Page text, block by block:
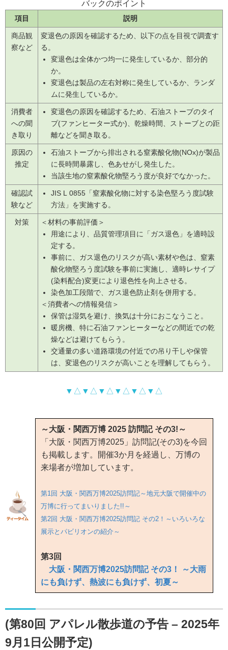
バックのポイント
項目 説明
商品観
察など
変退色の原因を確認するため、以下の点を目視で調査す
る。
変退色は全体かつ均一に発生しているか、部分的
か。
変退色は製品の左右対称に発生しているか、ランダ
ムに発生しているか。
消費者
への聞
き取り
変退色の原因を確認するため、石油ストーブのタイ
プ(ファンヒーター式か)、乾燥時間、ストーブとの距
離などを聞き取る。
原因の
推定
石油ストーブから排出される窒素酸化物(NOx)が製品
に長時間暴露し、色あせがし発生した。
当該生地の窒素酸化物堅ろう度が良好でなかった。
確認試
験など
JIS L 0855「窒素酸化物に対する染色堅ろう度試験
方法」を実施する。
対策
＜材料の事前評価＞
用途により、品質管理項目に「ガス退色」を適時設
定する。
事前に、ガス退色のリスクが高い素材や色は、窒素
酸化物堅ろう度試験を事前に実施し、適時レサイプ
(染料配合)変更により退色性を向上させる。
染色加工段階で、ガス退色防止剤を併用する。
＜消費者への情報発信＞
保管は湿気を避け、換気は十分におこなうこと。
暖房機、特に石油ファンヒーターなどの間近での乾
燥などは避けてもらう。
交通量の多い道路環境の付近での吊り干しや保管
は、変退色のリスクが高いことを理解してもらう。
▼△▼△▼△▼△▼△▼△
～大阪・関西万博 2025 訪問記 その3!～
「大阪・関西万博2025」訪問記(その3)を今回
も掲載します。開催3か月を経過し、万博の
来場者が増加しています。
第1回 大阪・関西万博2025訪問記～地元大阪で開催中の
万博に行ってまいりました!!～
第2回 大阪・関西万博2025訪問記 その2！～いろいろな
展示とパビリオンの紹介～
第3回
大阪・関西万博2025訪問記 その3！ ～大雨
にも負けず、熱波にも負けず、初夏～
(第80回 アパレル散歩道の予告 – 2025年
9月1日公開予定)